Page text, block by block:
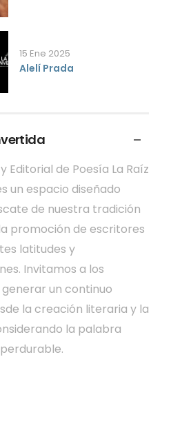
15 Ene 2025
Alelí Prada
Editorial de Poesía La Raíz
un espacio diseñado
de nuestra tradición
promoción de escritores
latitudes y
Invitamos a los
un continuo
la creación literaria y la
la palabra